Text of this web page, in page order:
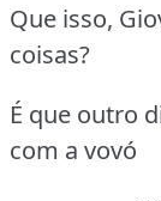
Que isso,
coisas?
É que outro
com a vovó